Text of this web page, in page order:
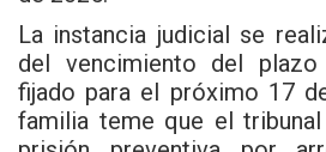
La instancia judicial se
del vencimiento del plazo
fijado para el próximo 17
familia teme que el